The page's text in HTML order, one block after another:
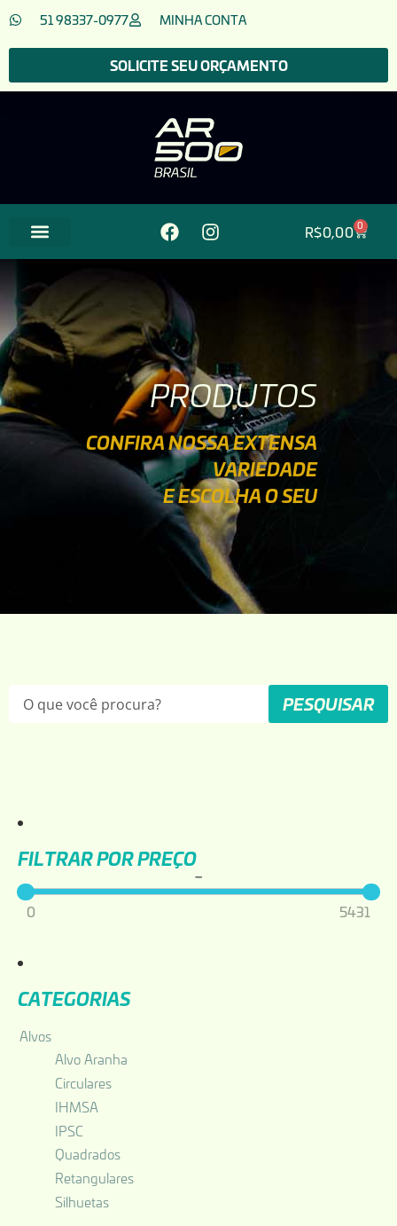
51 98337-0977 MINHA CONTA
SOLICITE SEU ORÇAMENTO
R$0,00 0
PRODUTOS
CONFIRA NOSSA EXTENSA
VARIEDADE
E ESCOLHA O SEU
PESQUISAR
Filtrar por Preço
–
0 5431
Categorias
Alvos
Alvo Aranha
Circulares
IHMSA
IPSC
Quadrados
Retangulares
Silhuetas